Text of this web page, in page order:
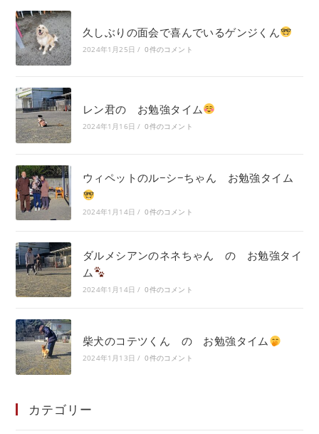
久しぶりの面会で喜んでいるゲンジくん
2024年1月25日 / 0件のコメント
レン君の お勉強タイム
2024年1月16日 / 0件のコメント
ウィペットのル−シ−ちゃん お勉強タイム
2024年1月14日 / 0件のコメント
ダルメシアンのネネちゃん の お勉強タイ
ム
2024年1月14日 / 0件のコメント
柴犬のコテツくん の お勉強タイム
2024年1月13日 / 0件のコメント
カテゴリー